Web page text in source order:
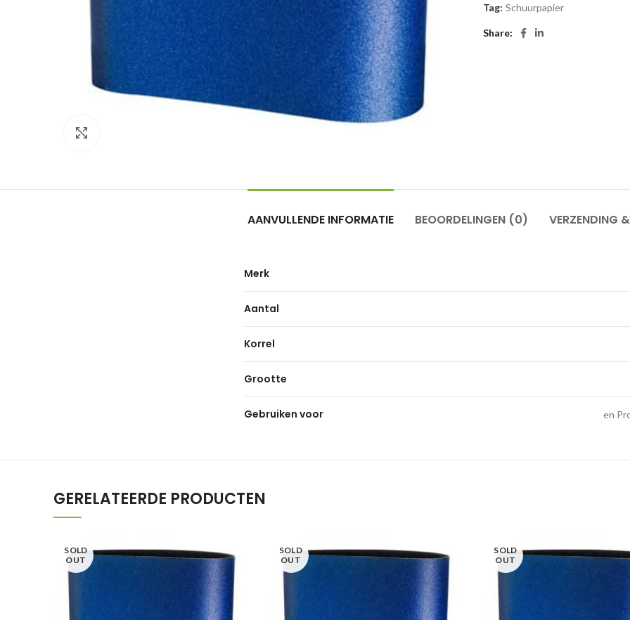
Tag: Schuurpapier
Share
AANVULLENDE INFORMATIE BEOORDELINGEN (0) VERZENDING
Merk
Aantal
Korrel
Grootte
Gebruiken voor en
GERELATEERDE PRODUCTEN
SOLD
OUT
SOLD
OUT
SOLD
OUT